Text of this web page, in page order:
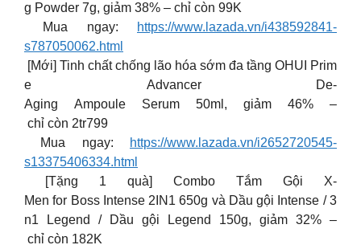
g Powder 7g, giảm 38% – chỉ còn 99K
Mua ngay:
https://www.lazada.vn/i438592841-
s787050062.html
[Mới] Tinh chất chống lão hóa sớm đa tầng OHUI Prim
e Advancer De-
Aging Ampoule Serum 50ml, giảm 46% –
chỉ còn 2tr799
Mua ngay:
https://www.lazada.vn/i2652720545-
s13375406334.html
[Tặng 1 quà] Combo Tắm Gội X-
Men for Boss Intense 2IN1 650g và Dầu gội Intense / 3
n1 Legend / Dầu gội Legend 150g, giảm 32% –
chỉ còn 182K